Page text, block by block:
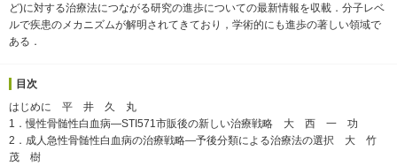
ど)に対する治療法につながる研究の進歩についての最新情報を収載．分子レベ
ルで疾患のメカニズムが解明されてきており，学術的にも進歩の著しい領域で
ある．
目次
はじめに 平 井 久 丸
1．慢性骨髄性白血病―STI571市販後の新しい治療戦略 大 西 一 功
2．成人急性骨髄性白血病の治療戦略―予後分類による治療法の選択 大 竹
茂 樹